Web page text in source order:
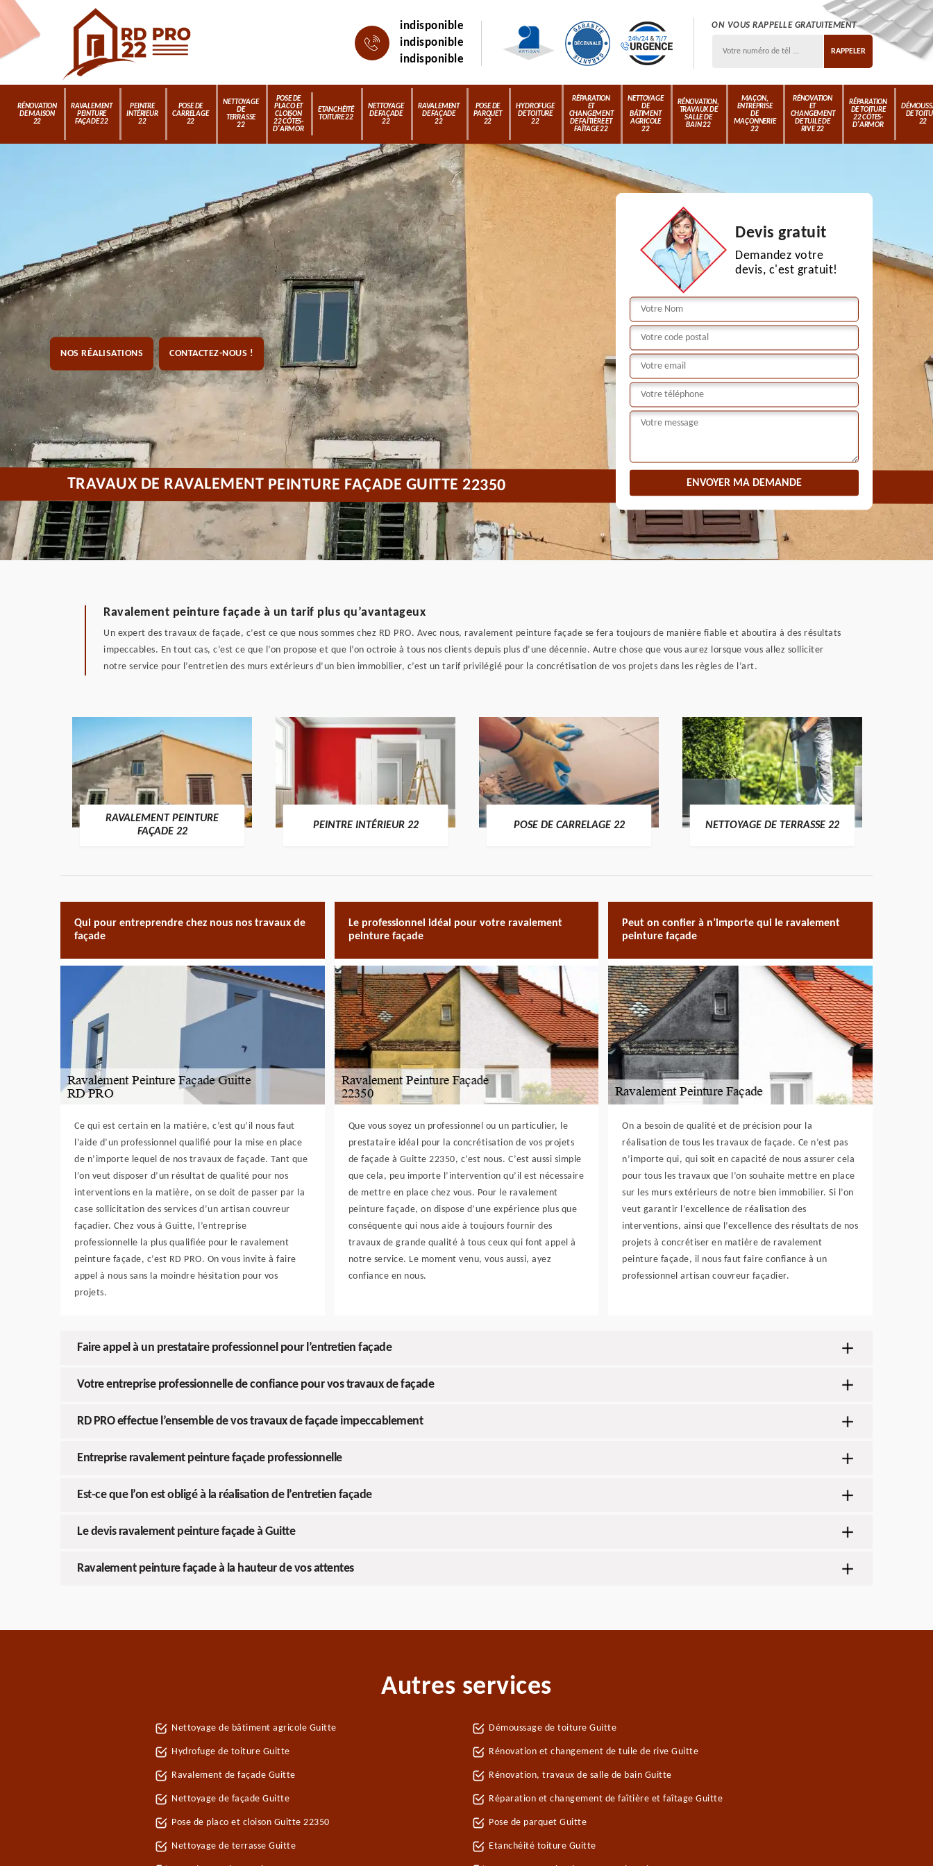
indisponible
indisponible
indisponible
ON VOUS RAPPELLE GRATUITEMENT
RÉNOVATION
DE MAISON
22
RAVALEMENT
PEINTURE
FAÇADE 22
PEINTRE
INTÉRIEUR
22
POSE DE
CARRELAGE
22
NETTOYAGE
DE
TERRASSE
22
POSE DE
PLACO ET
CLOISON
22 CÔTES-
D'ARMOR
ETANCHÉITÉ
TOITURE 22
NETTOYAGE
DE FAÇADE
22
RAVALEMENT
DE FAÇADE
22
POSE DE
PARQUET
22
HYDROFUGE
DE TOITURE
22
RÉPARATION
ET
CHANGEMENT
DE FAÎTIÈRE ET
FAÎTAGE 22
NETTOYAGE
DE
BÂTIMENT
AGRICOLE
22
RÉNOVATION,
TRAVAUX DE
SALLE DE
BAIN 22
MAÇON,
ENTREPRISE
DE
MAÇONNERIE
22
RÉNOVATION
ET
CHANGEMENT
DE TUILE DE
RIVE 22
RÉPARATION
DE TOITURE
22 CÔTES-
D'ARMOR
DE
22
NOS RÉALISATIONS CONTACTEZ-NOUS !
Devis gratuit
Demandez votre
devis, c'est gratuit!
TRAVAUX DE RAVALEMENT PEINTURE FAÇADE GUITTE 22350
Ravalement peinture façade à un tarif plus qu’avantageux
Un expert des travaux de façade, c’est ce que nous sommes chez RD PRO. Avec nous, ravalement peinture façade se fera toujours de manière fiable et aboutira à des résultats
impeccables. En tout cas, c’est ce que l’on propose et que l’on octroie à tous nos clients depuis plus d’une décennie. Autre chose que vous aurez lorsque vous allez solliciter
notre service pour l’entretien des murs extérieurs d’un bien immobilier, c’est un tarif privilégié pour la concrétisation de vos projets dans les règles de l’art.
RAVALEMENT PEINTURE
FAÇADE 22
PEINTRE INTÉRIEUR 22 POSE DE CARRELAGE 22 NETTOYAGE DE TERRASSE 22
Qui pour entreprendre chez nous nos travaux de
façade
Ce qui est certain en la matière, c’est qu’il nous faut
l’aide d’un professionnel qualifié pour la mise en place
de n’importe lequel de nos travaux de façade. Tant que
l’on veut disposer d’un résultat de qualité pour nos
interventions en la matière, on se doit de passer par la
case sollicitation des services d’un artisan couvreur
façadier. Chez vous à Guitte, l’entreprise
professionnelle la plus qualifiée pour le ravalement
peinture façade, c’est RD PRO. On vous invite à faire
appel à nous sans la moindre hésitation pour vos
projets.
Le professionnel idéal pour votre ravalement
peinture façade
Que vous soyez un professionnel ou un particulier, le
prestataire idéal pour la concrétisation de vos projets
de façade à Guitte 22350, c’est nous. C’est aussi simple
que cela, peu importe l’intervention qu’il est nécessaire
de mettre en place chez vous. Pour le ravalement
peinture façade, on dispose d’une expérience plus que
conséquente qui nous aide à toujours fournir des
travaux de grande qualité à tous ceux qui font appel à
notre service. Le moment venu, vous aussi, ayez
confiance en nous.
Peut on confier à n’importe qui le ravalement
peinture façade
On a besoin de qualité et de précision pour la
réalisation de tous les travaux de façade. Ce n’est pas
n’importe qui, qui soit en capacité de nous assurer cela
pour tous les travaux que l’on souhaite mettre en place
sur les murs extérieurs de notre bien immobilier. Si l’on
veut garantir l’excellence de réalisation des
interventions, ainsi que l’excellence des résultats de nos
projets à concrétiser en matière de ravalement
peinture façade, il nous faut faire confiance à un
professionnel artisan couvreur façadier.
Faire appel à un prestataire professionnel pour l’entretien façade
Votre entreprise professionnelle de confiance pour vos travaux de façade
RD PRO effectue l’ensemble de vos travaux de façade impeccablement
Entreprise ravalement peinture façade professionnelle
Est-ce que l’on est obligé à la réalisation de l’entretien façade
Le devis ravalement peinture façade à Guitte
Ravalement peinture façade à la hauteur de vos attentes
Autres services
Nettoyage de bâtiment agricole Guitte
Hydrofuge de toiture Guitte
Ravalement de façade Guitte
Nettoyage de façade Guitte
Pose de placo et cloison Guitte 22350
Nettoyage de terrasse Guitte
Démoussage de toiture Guitte
Rénovation et changement de tuile de rive Guitte
Rénovation, travaux de salle de bain Guitte
Réparation et changement de faîtière et faîtage Guitte
Pose de parquet Guitte
Etanchéité toiture Guitte